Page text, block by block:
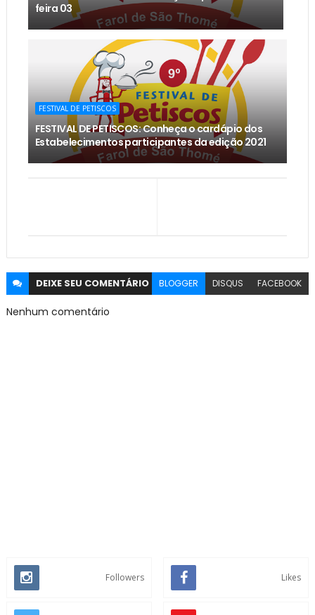
feira 03
FESTIVAL DE PETISCOS
FESTIVAL DE PETISCOS: Conheça o cardápio dos
Estabelecimentos participantes da edição 2021
DEIXE SEU COMENTÁRIO BLOGGER DISQUS FACEBOOK
Nenhum comentário
Followers Likes